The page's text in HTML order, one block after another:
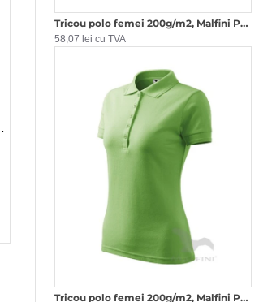
Tricou polo femei 200g/m2, Malfini Pique Polo 210, Negru
58,07 lei cu TVA
47,99 lei
58,07 lei cu TVA
Adaugă în Coş
Tricou polo femei 200g/m2, Malfini Pique Polo 210, Verde mar
58,07 lei cu TVA
Tricou polo femei 200g/m2, Malfini Pique Polo 210, Verde iarba